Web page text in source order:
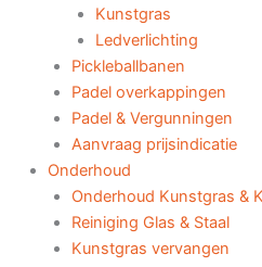
Kunstgras
Ledverlichting
Pickleballbanen
Padel overkappingen
Padel & Vergunningen
Aanvraag prijsindicatie
Onderhoud
Onderhoud Kunstgras &
Reiniging Glas & Staal
Kunstgras vervangen